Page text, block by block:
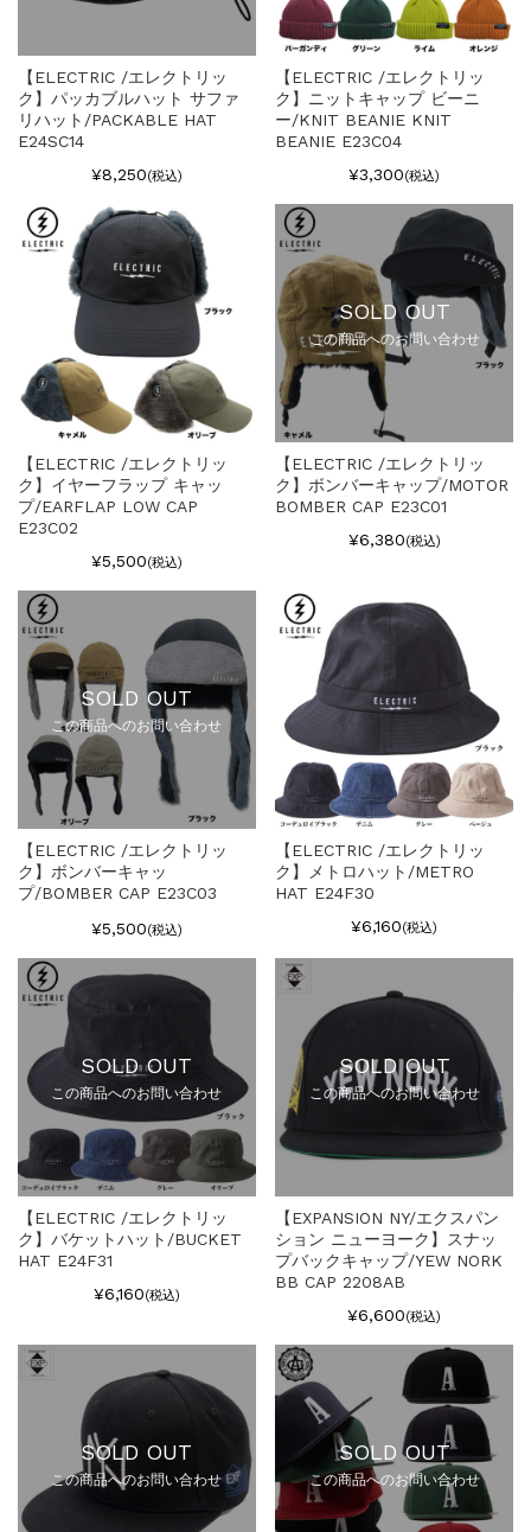
【ELECTRIC /エレクトリッ
ク】パッカブルハット サファ
リハット/PACKABLE HAT
E24SC14
¥8,250(税込)
【ELECTRIC /エレクトリッ
ク】ニットキャップ ビーニ
ー/KNIT BEANIE KNIT
BEANIE E23C04
¥3,300(税込)
【ELECTRIC /エレクトリッ
ク】イヤーフラップ キャッ
プ/EARFLAP LOW CAP
E23C02
¥5,500(税込)
SOLD OUT
この商品へのお問い合わせ
【ELECTRIC /エレクトリッ
ク】ボンバーキャップ/MOTOR
BOMBER CAP E23C01
¥6,380(税込)
SOLD OUT
この商品へのお問い合わせ
【ELECTRIC /エレクトリッ
ク】ボンバーキャッ
プ/BOMBER CAP E23C03
¥5,500(税込)
【ELECTRIC /エレクトリッ
ク】メトロハット/METRO
HAT E24F30
¥6,160(税込)
SOLD OUT
この商品へのお問い合わせ
【ELECTRIC /エレクトリッ
ク】バケットハット/BUCKET
HAT E24F31
¥6,160(税込)
SOLD OUT
この商品へのお問い合わせ
【EXPANSION NY/エクスパン
ション ニューヨーク】スナッ
プバックキャップ/YEW NORK
BB CAP 2208AB
¥6,600(税込)
SOLD OUT
この商品へのお問い合わせ
SOLD OUT
この商品へのお問い合わせ